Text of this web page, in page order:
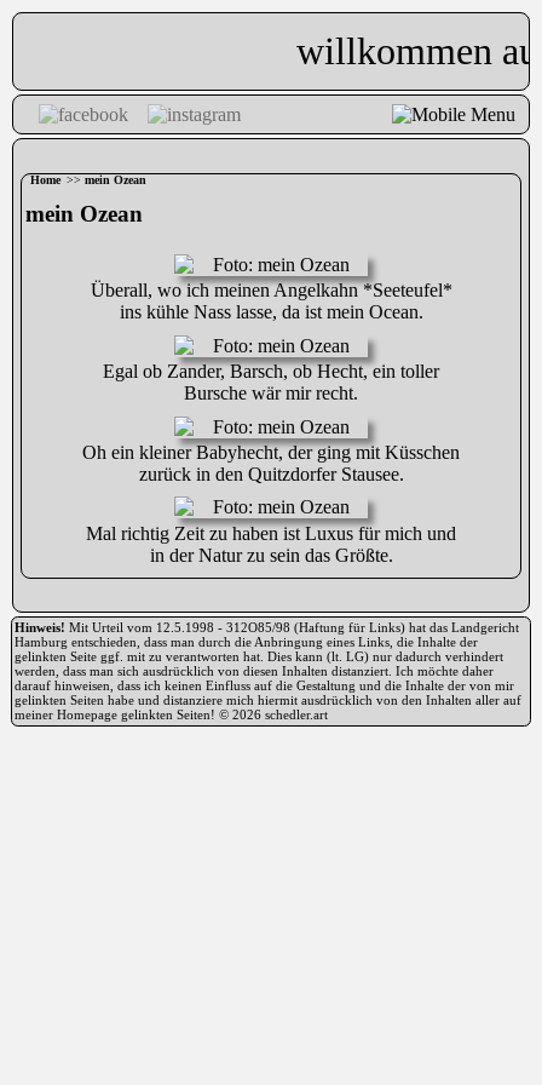
willkommen
Home >>mein Ozean
mein Ozean
Überall, wo ich meinen Angelkahn *Seeteufel*
ins kühle Nass lasse, da ist mein Ocean.
Egal ob Zander, Barsch, ob Hecht, ein toller
Bursche wär mir recht.
Oh ein kleiner Babyhecht, der ging mit Küsschen
zurück in den Quitzdorfer Stausee.
Mal richtig Zeit zu haben ist Luxus für mich und
in der Natur zu sein das Größte.
Hinweis! Mit Urteil vom 12.5.1998 - 312O85/98 (Haftung für Links) hat das Landgericht
Hamburg entschieden, dass man durch die Anbringung eines Links, die Inhalte der
gelinkten Seite ggf. mit zu verantworten hat. Dies kann (lt. LG) nur dadurch verhindert
werden, dass man sich ausdrücklich von diesen Inhalten distanziert. Ich möchte daher
darauf hinweisen, dass ich keinen Einfluss auf die Gestaltung und die Inhalte der von mir
gelinkten Seiten habe und distanziere mich hiermit ausdrücklich von den Inhalten aller auf
meiner Homepage gelinkten Seiten! © 2026 schedler.art